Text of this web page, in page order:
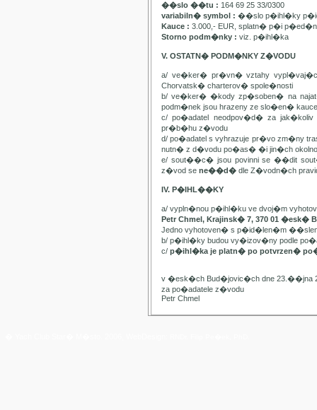
��slo ��tu : 164 69 25 33/0300
variabiln� symbol : ��slo p�ihl�ky
Kauce : 3.000,- EUR, splatn� p�i
Storno podm�nky : viz. p�ihl�ka
V. OSTATN� PODM�NKY Z�VODU
a/ ve�ker� pr�vn� vztahy
Chorvatsk� charterov� spole�nosti
b/ ve�ker� �kody zp�soben� na
podm�nek jsou hrazeny ze slo�en� kauce
c/ po�adatel neodpov�d� za
pr�b�hu z�vodu
d/ po�adatel s vyhrazuje pr�vo zm�ny
nutn� z d�vodu po�as� �i jin�ch
e/ sout��c� jsou povinni se ��dit
z�vod se ne��d� dle Z�vodn�ch
IV. P�IHL��KY
a/ vypln�nou p�ihl�ku ve dvoj�m
Petr Chmel, Krajinsk� 7, 370 01 �esk�
Jedno vyhotoven� s p�id�len�m
b/ p�ihl�ky budou vy�izov�ny podle
c/ p�ihl�ka je platn� po potvrzen�
v �esk�ch Bud�jovic�ch dne 23.��jna
za po�adatele z�vodu
Petr Chmel